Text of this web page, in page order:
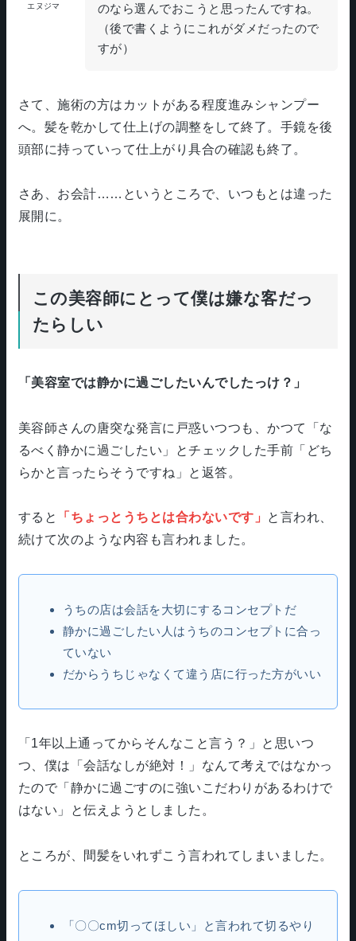
エヌジマ
のなら選んでおこうと思ったんですね。
（後で書くようにこれがダメだったので
すが）
さて、施術の方はカットがある程度進みシャンプー
へ。髪を乾かして仕上げの調整をして終了。手鏡を後
頭部に持っていって仕上がり具合の確認も終了。
さあ、お会計……というところで、いつもとは違った
展開に。
この美容師にとって僕は嫌な客だっ
たらしい
「美容室では静かに過ごしたいんでしたっけ？」
美容師さんの唐突な発言に戸惑いつつも、かつて「な
るべく静かに過ごしたい」とチェックした手前「どち
らかと言ったらそうですね」と返答。
すると 「ちょっとうちとは合わないです」
と言われ、
続けて次のような内容も言われました。
うちの店は会話を大切にするコンセプトだ
静かに過ごしたい人はうちのコンセプトに合っ
ていない
だからうちじゃなくて違う店に行った方がいい
「1年以上通ってからそんなこと言う？」と思いつ
つ、僕は「会話なしが絶対！」なんて考えではなかっ
たので「静かに過ごすのに強いこだわりがあるわけで
はない」と伝えようとしました。
ところが、間髪をいれずこう言われてしまいました。
「〇〇cm切ってほしい」と言われて切るやり